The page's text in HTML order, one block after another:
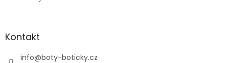
Kontakt
info@boty-boticky.cz